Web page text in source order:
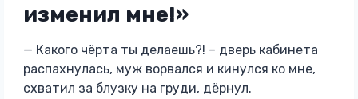
изменил мне!»
— Какого чёрта ты делаешь?! – дверь кабинета
распахнулась, муж ворвался и кинулся ко мне,
схватил за блузку на груди, дёрнул.